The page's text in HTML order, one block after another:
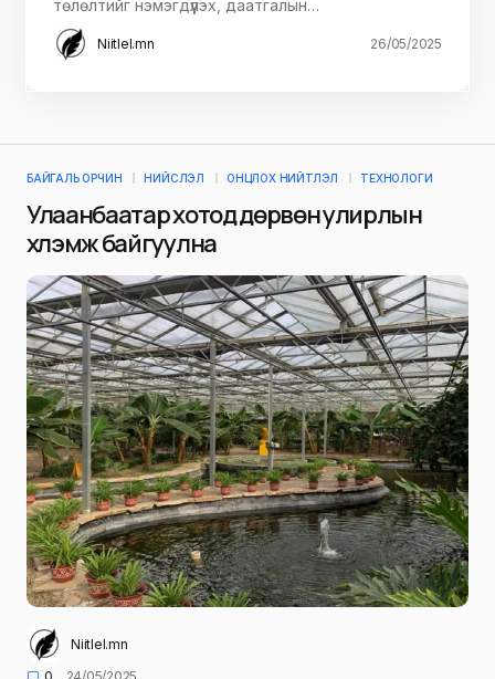
төлөлтийг нэмэгдүүлэх, даатгалын…
Niitlel.mn 26/05/2025
БАЙГАЛЬ ОРЧИН НИЙСЛЭЛ ОНЦЛОХ НИЙТЛЭЛ ТЕХНОЛОГИ
Улаанбаатар хотод дөрвөн улирлын
хүлэмж байгуулна
Niitlel.mn